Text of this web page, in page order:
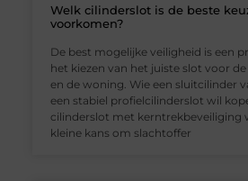
Welk cilinderslot is de beste
voorkomen?
De best mogelijke veiligheid is een
het kiezen van het juiste slot voor
en de woning. Wie een sluitcilinder
een stabiel profielcilinderslot wil
cilinderslot met kerntrekbeveiliging
kleine kans om slachtoffer